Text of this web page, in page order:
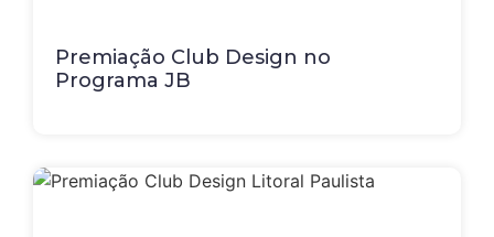
Premiação Club Design no
Programa JB